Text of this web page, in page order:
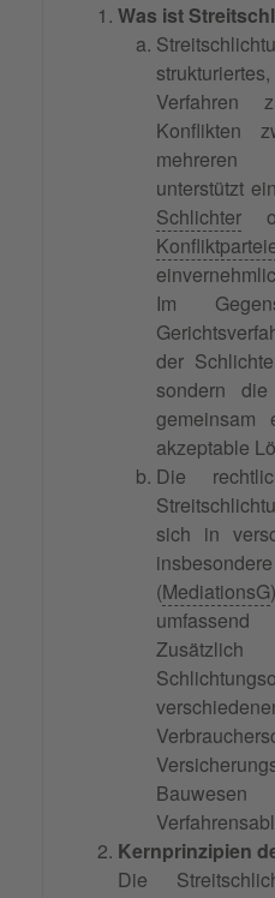
Was ist
Verfahren
Konflikten
mehreren
unterstützt
Schlichter
Im
der
sondern
akzeptable
Die
sich in
(MediationsG
Kernprinzipien
Die